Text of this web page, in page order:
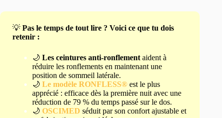
💡 Pas le temps de tout lire ? Voici ce que tu dois
retenir :
🌙 Les ceintures anti-ronflement aident à
réduire les ronflements en maintenant une
position de sommeil latérale.
🌙 Le modèle RONFLESS® est le plus
apprécié : efficace dès la première nuit avec une
réduction de 79 % du temps passé sur le dos.
🌙 OSCIMED séduit par son confort ajustable et